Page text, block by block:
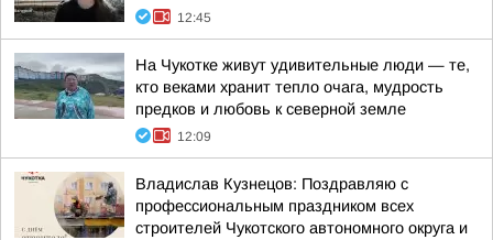
12:45
На Чукотке живут удивительные люди — те,
кто веками хранит тепло очага, мудрость
предков и любовь к северной земле
12:09
Владислав Кузнецов: Поздравляю с
профессиональным праздником всех
строителей Чукотского автономного округа и